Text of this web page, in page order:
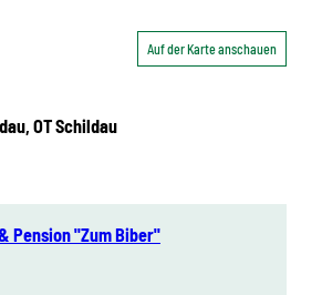
Auf der Karte anschauen
OT Schildau
Pension "Zum Biber"